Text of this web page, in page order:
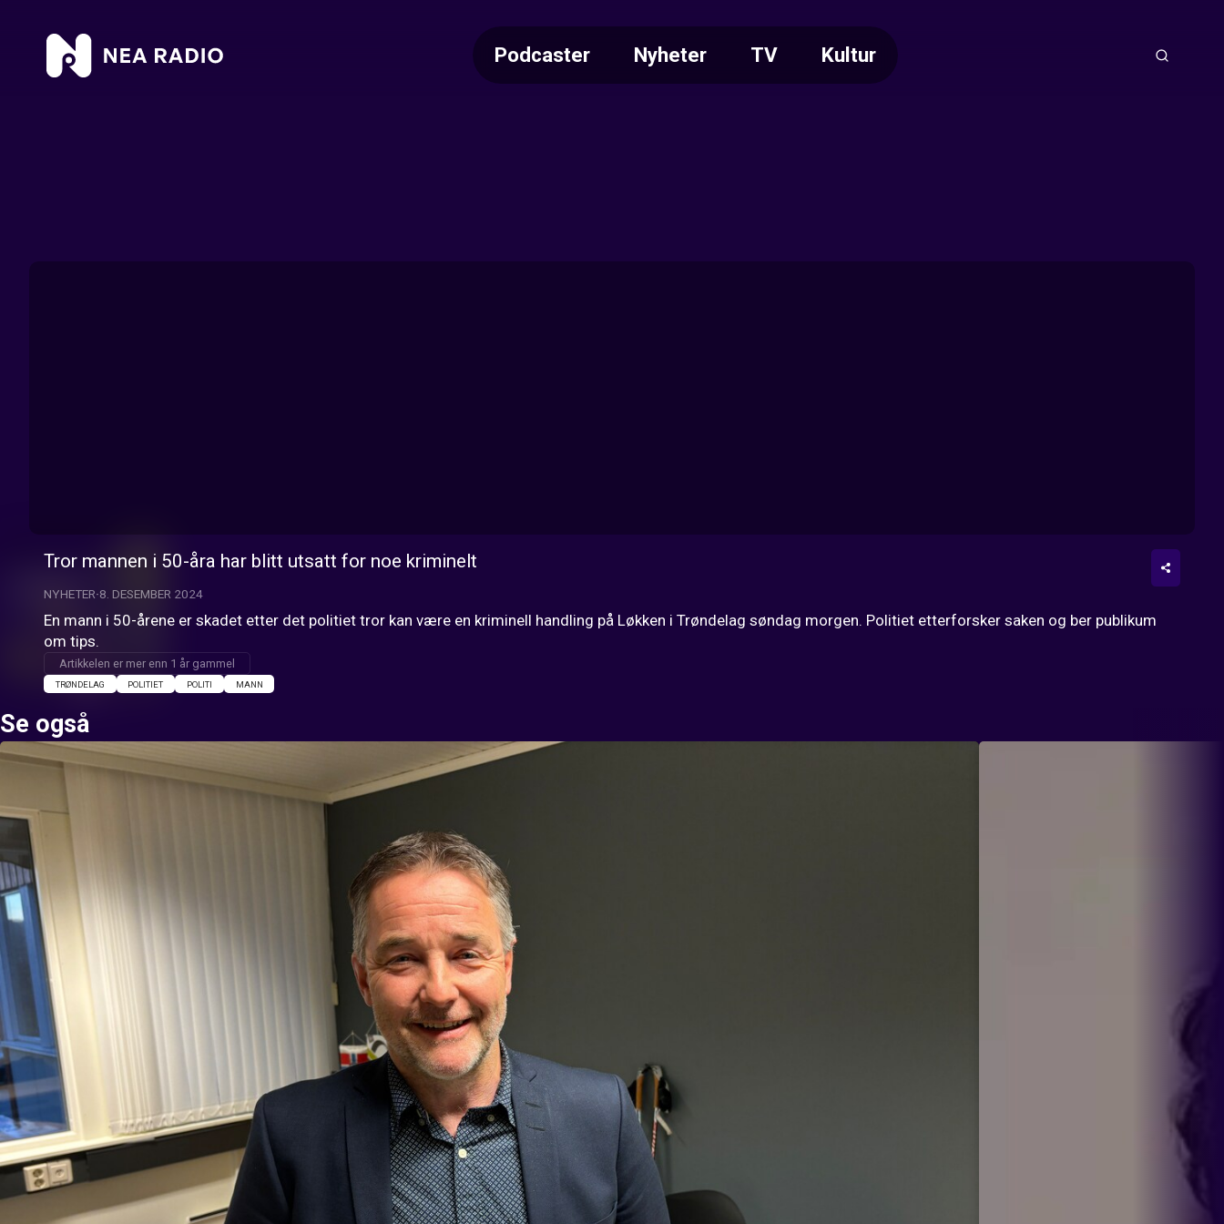
Podcaster Nyheter TV Kultur
Tror mannen i 50-åra har blitt utsatt for noe kriminelt
NYHETER 8. DESEMBER 2024
En mann i 50-årene er skadet etter det politiet tror kan være en kriminell handling på Løkken i Trøndelag søndag morgen. Politiet etterforsker saken og ber publikum
om tips.
Artikkelen er mer enn 1 år gammel
TRØNDELAG POLITIET POLITI MANN
Se også